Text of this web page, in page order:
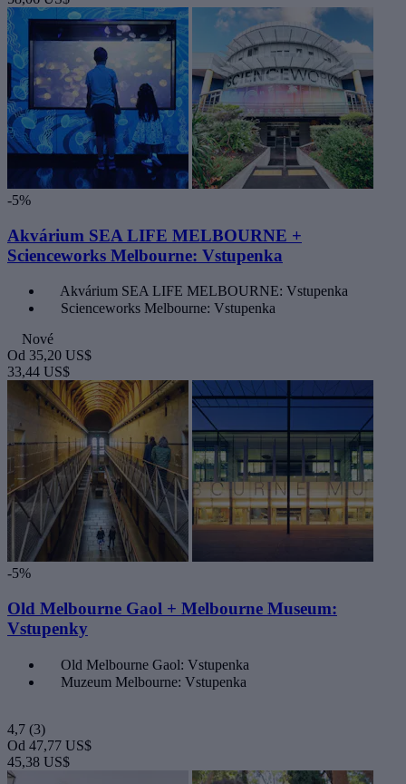
-5%
Akvárium SEA LIFE MELBOURNE +
Scienceworks Melbourne: Vstupenka
Akvárium SEA LIFE MELBOURNE: Vstupenka
Scienceworks Melbourne: Vstupenka
Nové
Od 35,20 US$
33,44 US$
-5%
Old Melbourne Gaol + Melbourne Museum:
Vstupenky
Old Melbourne Gaol: Vstupenka
Muzeum Melbourne: Vstupenka
4,7 (3)
Od 47,77 US$
45,38 US$